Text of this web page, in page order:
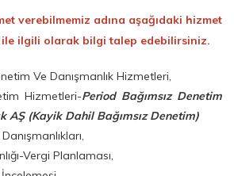
verebilmemiz adına aşağıdaki hizmet
ile ilgili olarak bilgi talep edebilirsiniz.
Ve Danışmanlık Hizmetleri,
Hizmetleri-Period Bağımsız Denetim
AŞ (Kayik Dahil Bağımsız Denetim)
Vergi Planlaması,